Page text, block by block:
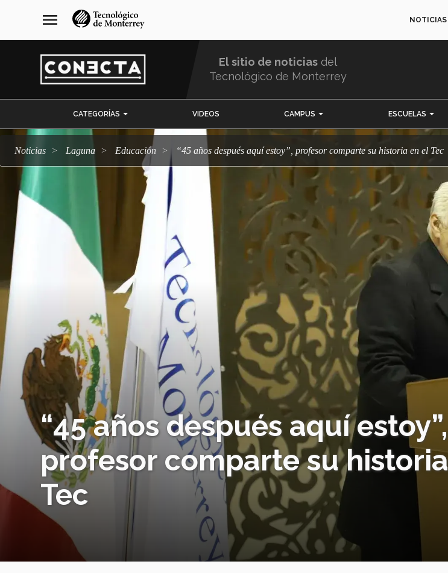
navegación
principal
menu NOTICIAS
El sitio de noticias del
Tecnológico de Monterrey
CATEGORÍAS VIDEOS CAMPUS ESCUELAS
Noticias Laguna Educación “45 años después aquí estoy”, profesor comparte su historia en el Tec
“45 años después aquí estoy”,
profesor comparte su
Tec